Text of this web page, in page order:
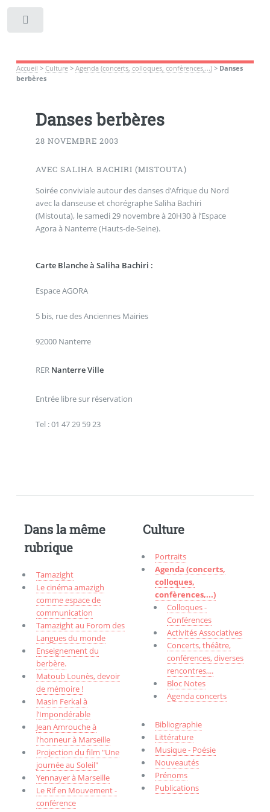
Accueil > Culture> Agenda (concerts, colloques, confèrences,...)> Danses
berbères
Danses berbères
28 NOVEMBRE 2003
AVEC SALIHA BACHIRI (MISTOUTA)
Soirée conviviale autour des danses d’Afrique du Nord
avec la danseuse et chorégraphe Saliha Bachiri
(Mistouta), le samedi 29 novembre à 20H30 à l’Espace
Agora à Nanterre (Hauts-de-Seine).
Carte Blanche à Saliha Bachiri :
Espace AGORA
5 bis, rue des Anciennes Mairies
92000 Nanterre
RER Nanterre Ville
Entrée libre sur réservation
Tel : 01 47 29 59 23
Dans la même
rubrique
Tamazight
Le cinéma amazigh
comme espace de
communication
Tamazight au Forom des
Langues du monde
Enseignement du
berbère.
Matoub Lounès, devoir
de mémoire !
Masin Ferkal à
l’Impondérable
Jean Amrouche à
l’honneur à Marseille
Projection du film "Une
journée au Soleil"
Yennayer à Marseille
Le Rif en Mouvement -
conférence
Culture
Portraits
Agenda (concerts,
colloques,
confèrences,...)
Colloques -
Conférences
Activités Associatives
Concerts, théâtre,
conférences, diverses
rencontres,...
Bloc Notes
Agenda concerts
Bibliographie
Littérature
Musique - Poésie
Nouveautés
Prénoms
Publications